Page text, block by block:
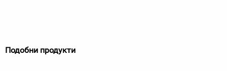
Подобни продукти